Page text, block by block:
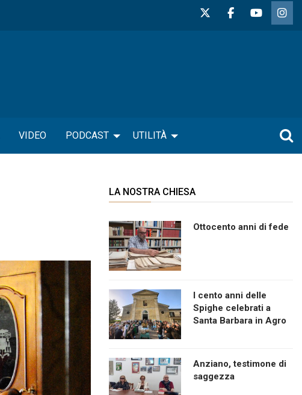
VIDEO PODCAST UTILITÀ
LA NOSTRA CHIESA
Ottocento anni di fede
I cento anni delle
Spighe celebrati a
Santa Barbara in Agro
Anziano, testimone di
saggezza